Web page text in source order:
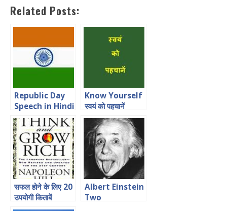
Related Posts:
Republic Day
Speech in Hindi
for Students
Know Yourself
स्वयं को पहचानें
सफल होने के लिए 20
उपयोगी किताबें
Albert Einstein
Two